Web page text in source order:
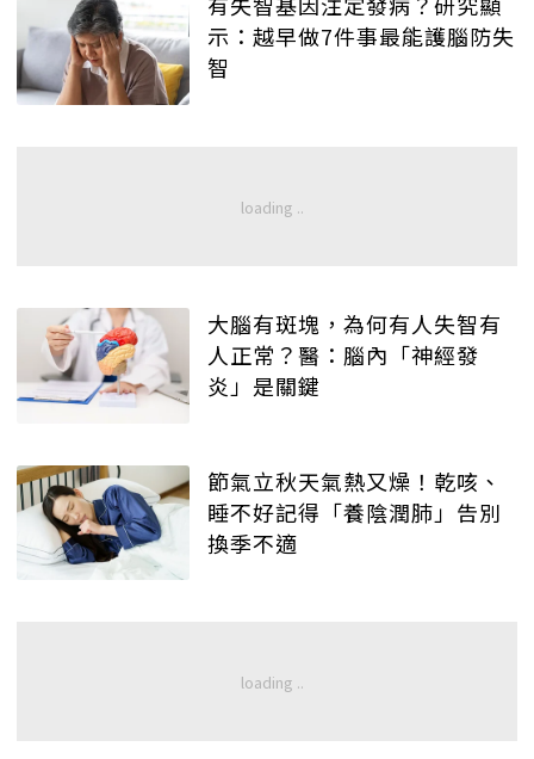
示：越早做7件事最能護腦防失
智
大腦有斑塊，為何有人失智有
人正常？醫：腦內「神經發
炎」是關鍵
節氣立秋天氣熱又燥！乾咳、
睡不好記得「養陰潤肺」告別
換季不適